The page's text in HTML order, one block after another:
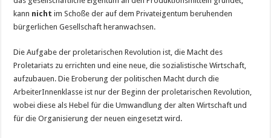
kann nichtim Schoße der auf dem Privateigentum beruhenden
bürgerlichen Gesellschaft heranwachsen.
Die Aufgabe der proletarischen Revolution ist, die Macht des
Proletariats zu errichten und eine neue, die sozialistische Wirtschaft,
aufzubauen. Die Eroberung der politischen Macht durch die
ArbeiterInnenklasse ist nur der Beginn der proletarischen Revolution,
wobei diese als Hebel für die Umwandlung der alten Wirtschaft und
für die Organisierung der neuen eingesetzt wird.